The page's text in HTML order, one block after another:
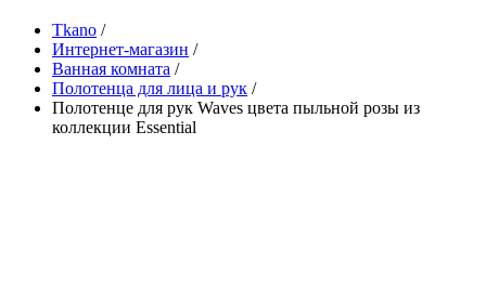
Tkano /
Интернет-магазин /
Ванная комната /
Полотенца для лица и рук /
Полотенце для рук Waves цвета пыльной розы из
коллекции Essential